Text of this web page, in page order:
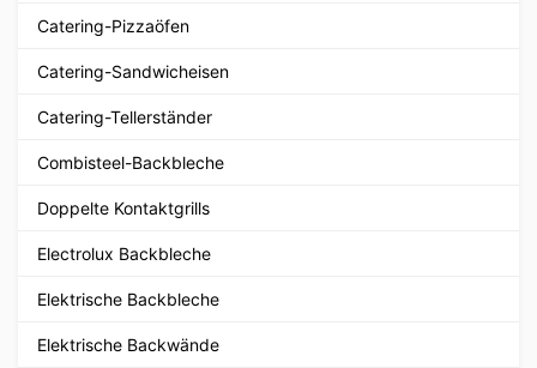
Catering-Pizzaöfen
Catering-Sandwicheisen
Catering-Tellerständer
Combisteel-Backbleche
Doppelte Kontaktgrills
Electrolux Backbleche
Elektrische Backbleche
Elektrische Backwände